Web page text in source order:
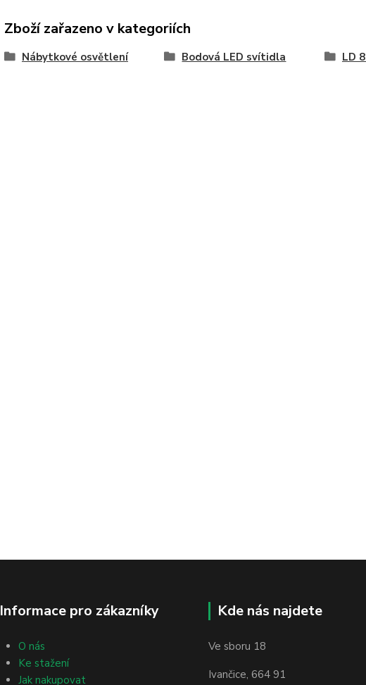
Zboží zařazeno v kategoriích
Nábytkové osvětlení Bodová LED svítidla LD
Informace pro zákazníky
O nás
Ke stažení
Jak nakupovat
Kde nás najdete
Ve sboru 18
Ivančice, 664 91